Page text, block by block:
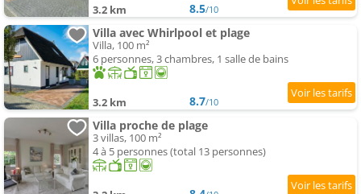
3.2 km 8.5/10
Villa avec Whirlpool et plage
Villa, 100 m²
6 personnes, 3 chambres, 1 salle de bains
3.2 km 8.7/10
Villa proche de plage
3 villas, 100 m²
4 à 5 personnes (total 13 personnes)